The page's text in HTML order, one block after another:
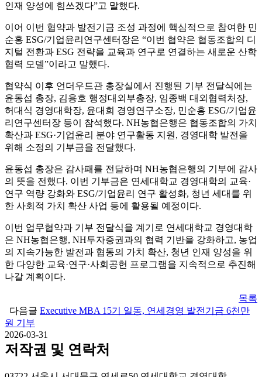
인재 양성에 힘쓰겠다”고 말했다.
이어 이번 협약과 발전기금 조성 과정에 핵심적으로 참여한 민
순홍 ESG/기업윤리연구센터장은 “이번 협약은 협동조합의 디
지털 전환과 ESG 전략을 교육과 연구로 연결하는 새로운 산학
협력 모델”이라고 말했다.
협약식 이후 언더우드관 총장실에서 진행된 기부 전달식에는
윤동섭 총장, 김용호 행정대외부총장, 임종백 대외협력처장,
허대식 경영대학장, 윤대희 경영연구소장, 민순홍 ESG/기업윤
리연구센터장 등이 참석했다. NH농협은행은 협동조합의 가치
확산과 ESG·기업윤리 분야 연구활동 지원, 경영대학 발전을
위해 소정의 기부금을 전달했다.
윤동섭 총장은 감사패를 전달하며 NH농협은행의 기부에 감사
의 뜻을 전했다. 이번 기부금은 연세대학교 경영대학의 교육·
연구 역량 강화와 ESG/기업윤리 연구 활성화, 청년 세대를 위
한 사회적 가치 확산 사업 등에 활용될 예정이다.
이번 업무협약과 기부 전달식을 계기로 연세대학교 경영대학
은 NH농협은행, NH투자증권과의 협력 기반을 강화하고, 농업
의 지속가능한 발전과 협동의 가치 확산, 청년 인재 양성을 위
한 다양한 교육·연구·사회공헌 프로그램을 지속적으로 추진해
나갈 계획이다.
목록
다음글 Executive MBA 15기 일동, 연세경영 발전기금 6천만
원 기부
2026-03-31
저작권 및 연락처